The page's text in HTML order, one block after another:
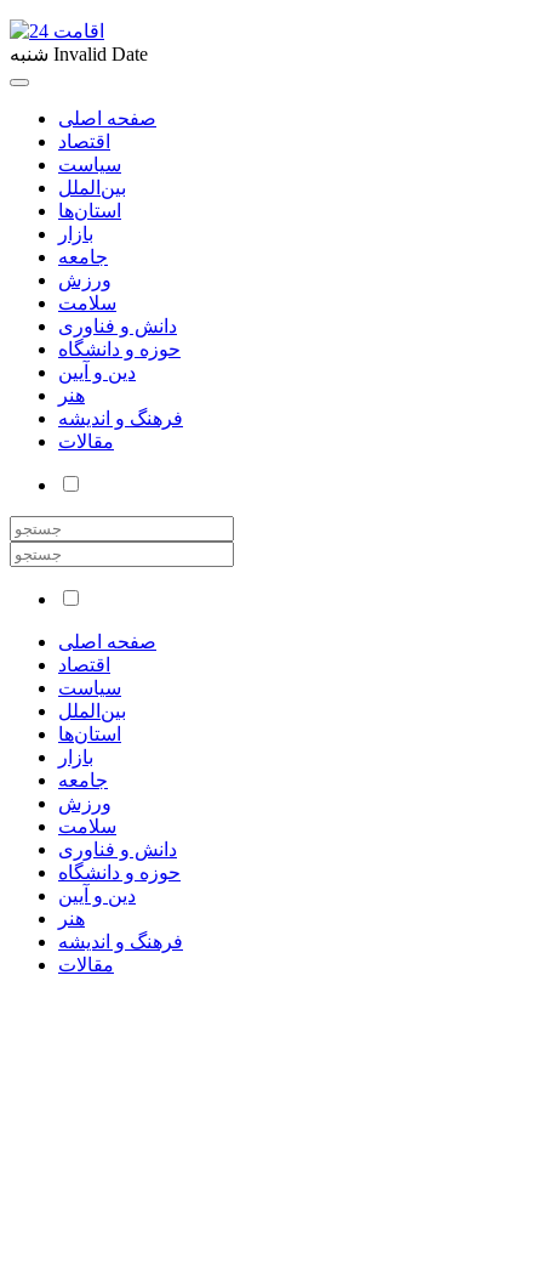
شنبه Invalid Date
صفحه اصلی
اقتصاد
سیاست
بین‌الملل
استان‌ها
بازار
جامعه
ورزش
سلامت
دانش و فناوری
حوزه و دانشگاه
دین و آیین
هنر
فرهنگ و اندیشه
مقالات
صفحه اصلی
اقتصاد
سیاست
بین‌الملل
استان‌ها
بازار
جامعه
ورزش
سلامت
دانش و فناوری
حوزه و دانشگاه
دین و آیین
هنر
فرهنگ و اندیشه
مقالات